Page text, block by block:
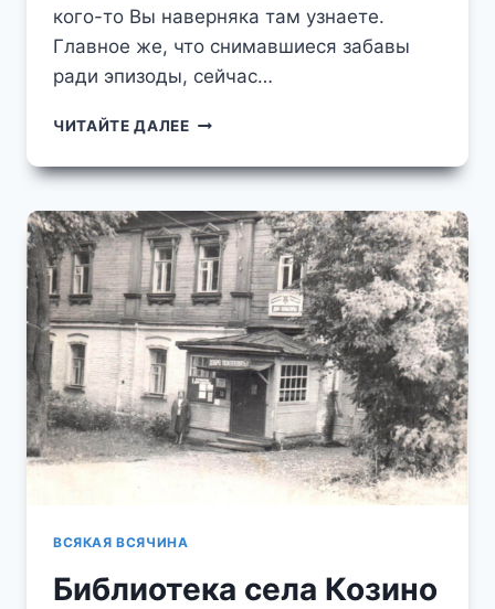
кого-то Вы наверняка там узнаете.
Главное же, что снимавшиеся забавы
ради эпизоды, сейчас…
ЧИТАЙТЕ ДАЛЕЕСКВОЗЬ
ИЛИ
НАЗАД!
СОВЕТСКОЕ
ШКОЛЬНОЕ
ДЕТСТВО
В
ПЕРЕКЛИЧКЕ
ВРЕМЕН.
ИЗ
АРХИВА
ЗВЕНИГОРОДЦА.
ФИЛЬМ-
ХРОНИКА.
ВСЯКАЯ ВСЯЧИНА
Библиотека села Козино